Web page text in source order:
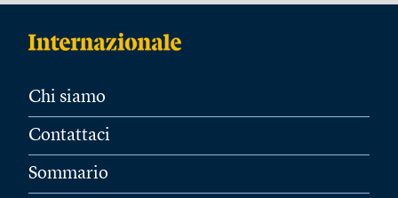
Chi siamo
Contattaci
Sommario